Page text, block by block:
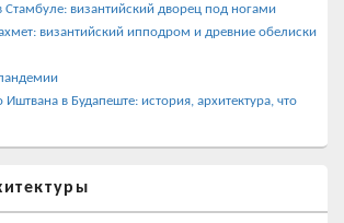
византийский дворец под ногами
византийский ипподром и древние обелиски
Иштвана в Будапеште: история, архитектура, что